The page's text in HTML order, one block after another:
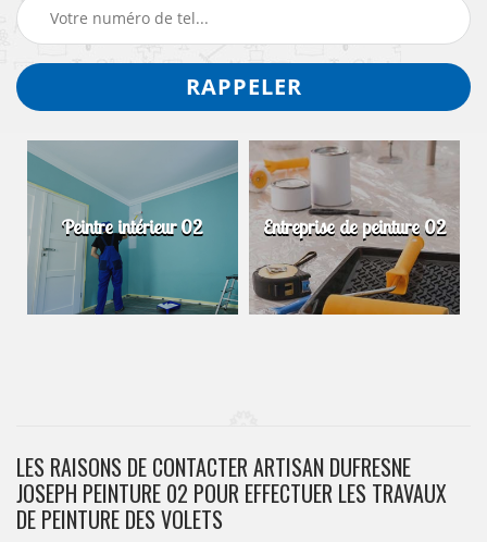
Peintre intérieur 02 Entreprise de peinture 02
LES RAISONS DE CONTACTER ARTISAN DUFRESNE
JOSEPH PEINTURE 02 POUR EFFECTUER LES TRAVAUX
DE PEINTURE DES VOLETS